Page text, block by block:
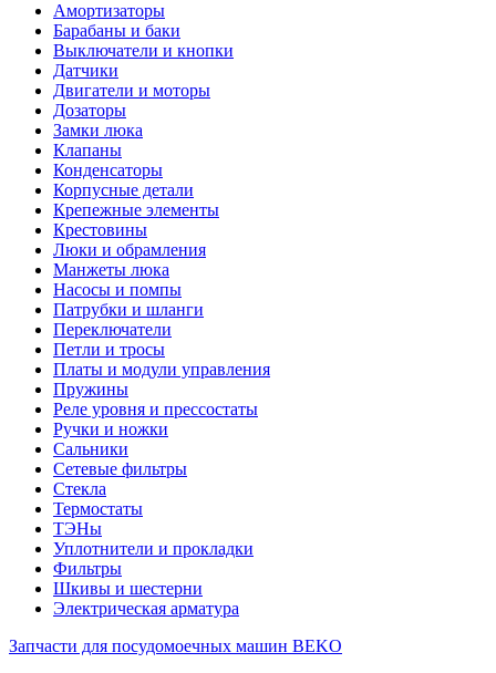
Амортизаторы
Барабаны и баки
Выключатели и кнопки
Датчики
Двигатели и моторы
Дозаторы
Замки люка
Клапаны
Конденсаторы
Корпусные детали
Крепежные элементы
Крестовины
Люки и обрамления
Манжеты люка
Насосы и помпы
Патрубки и шланги
Переключатели
Петли и тросы
Платы и модули управления
Пружины
Реле уровня и прессостаты
Ручки и ножки
Сальники
Сетевые фильтры
Стекла
Термостаты
ТЭНы
Уплотнители и прокладки
Фильтры
Шкивы и шестерни
Электрическая арматура
Запчасти для посудомоечных машин BEKO